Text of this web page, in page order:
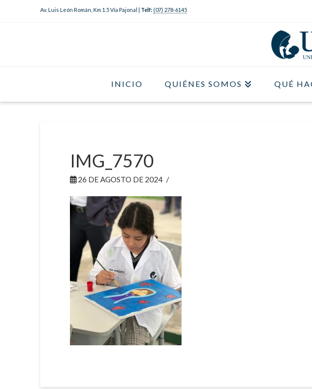
Av. Luis León Román, Km 1.5 Vía Pajonal | Telf: (07) 278-6145
INICIO QUIÉNES SOMOS QUÉ
IMG_7570
26 DE AGOSTO DE 2024